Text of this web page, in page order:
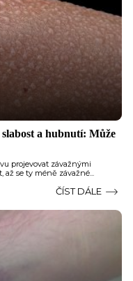
a hubnutí: Může
projevovat závažnými
až se ty méně závažné...
ČÍST DÁLE